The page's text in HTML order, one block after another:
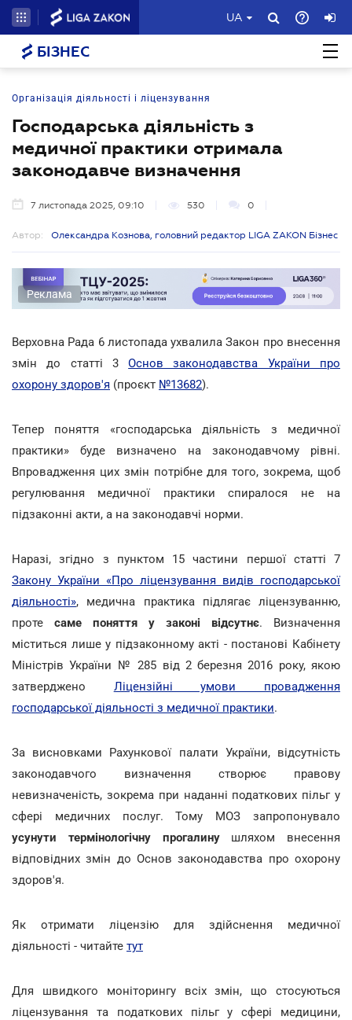
UA
БІЗНЕС
Організація діяльності і ліцензування
Господарська діяльність з
медичної практики отримала
законодавче визначення
7 листопада 2025, 09:10 530 0
Автор: Олександра Кознова, головний редактор LIGA ZAKON Бізнес
Реклама
Верховна Рада 6 листопада ухвалила Закон про внесення
змін до статті 3Основ законодавства України про
охорону здоров'я (проєкт №13682).
Тепер поняття «господарська діяльність з медичної
практики» буде визначено на законодавчому рівні.
Впровадження цих змін потрібне для того, зокрема, щоб
регулювання медичної практики спиралося не на
підзаконні акти, а на законодавчі норми.
Наразі, згідно з пунктом 15 частини першої статті 7
Закону України «Про ліцензування видів господарської
діяльності», медична практика підлягає ліцензуванню,
проте саме поняття у законі відсутнє. Визначення
міститься лише у підзаконному акті - постанові Кабінету
Міністрів України № 285 від 2 березня 2016 року, якою
затверджено Ліцензійні умови провадження
господарської діяльності з медичної практики.
За висновками Рахункової палати України, відсутність
законодавчого визначення створює правову
невизначеність, зокрема при наданні податкових пільг у
сфері медичних послуг. Тому МОЗ запропонувало
усунути термінологічну прогалинушляхом внесення
відповідних змін до Основ законодавства про охорону
здоров'я.
Як отримати ліцензію для здійснення медичної
діяльності - читайте тут
Для швидкого моніторингу всіх змін, що стосуються
ліцензування та податкових пільг у сфері медицини,